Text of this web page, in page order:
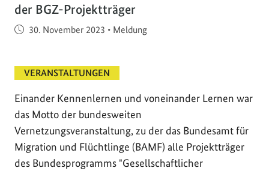
der BGZ-Projektträger
Veröffentlicht am
30. November 2023 • Meldung
VERANSTALTUNGEN
Einander Kennenlernen und voneinander Lernen war
das Motto der bundesweiten
Vernetzungsveranstaltung, zu der das Bundesamt für
Migration und Flüchtlinge (BAMF) alle Projektträger
des Bundesprogramms "Gesellschaftlicher